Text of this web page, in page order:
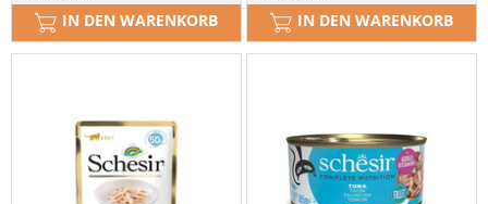
IN DEN WARENKORB IN DEN WARENKORB